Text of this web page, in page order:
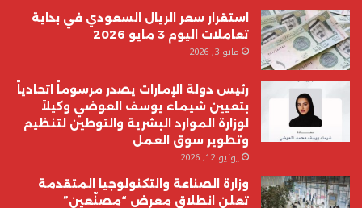
استقرار سعر الريال السعودي في بداية
تعاملات اليوم 3 مايو 2026
مايو 3, 2026
رئيس دولة الإمارات يصدر مرسوماً اتحادياً
بتعيين شيماء يوسف العوضي وكيلاً
لوزارة الموارد البشرية والتوطين لتنظيم
وتطوير سوق العمل
يونيو 12, 2026
وزارة الصناعة والتكنولوجيا المتقدمة
تعلن انطلاق معرض “مصنّعين”